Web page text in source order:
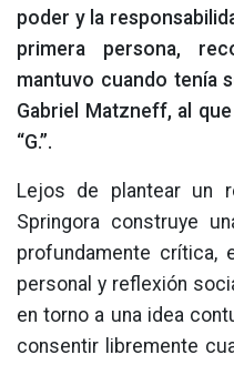
poder y la
primera persona,
mantuvo cuando tenía
Gabriel Matzneff, al
“G.”.
Lejos de plantear un
Springora construye
profundamente crítica,
personal y reflexión
en torno a una idea
consentir libremente